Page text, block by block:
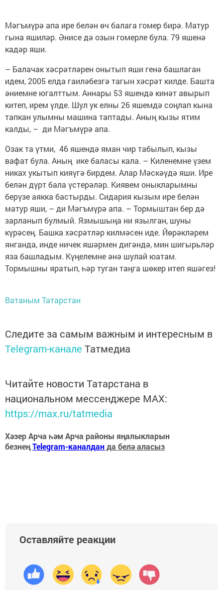
Мәгъмүрә апа ире белән өч балага гомер бирә. Матур
гына яшиләр. Әнисе дә озын гомерле була. 79 яшенә
кадәр яши.
– Балачак хәсрәтләрен онытып яши генә башлаган
идем, 2005 елда гаиләбезгә тагын хәсрәт килде. Башта
әниемне югалттым. Аннары 53 яшендә кинәт авырып
китеп, ирем үлде. Шул ук елны 26 яшемдә соңлап кына
тапкан улымны машина таптады. Аның кызы ятим
калды, – ди Мәгъмүрә апа.
Озак та үтми, 46 яшендә яман чир табылып, кызы
вафат була. Аның ике баласы кала. – Киленемне үзем
никах укытып кияүгә бирдем. Алар Мәскәүдә яши. Ире
белән дүрт бала үстерәләр. Киявем оныкларымны
берүзе аякка бастырды. Сидария кызым ире белән
матур яши, – ди Мәгъмүрә апа. – Тормыштан бер дә
зарланып булмый. Язмышыңа ни язылган, шуны
күрәсең. Башка хәсрәтләр килмәсен иде. Йөрәкләрем
янганда, инде ничек яшәрмен дигәндә, мин шигырьләр
яза башладым. Күңелемне әнә шулай юатам.
Тормышны яратып, һәр туган таңга шөкер итеп яшәгез!
Ватаным Татарстан
Следите за самым важным и интересным в
Telegram-канале Татмедиа
Читайте новости Татарстана в
национальном мессенджере MАХ:
https://max.ru/tatmedia
Хәзер Арча һәм Арча районы яңалыкларын
безнеңTelegram-каналданда белә аласыз
Оставляйте реакции